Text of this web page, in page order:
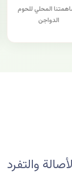
المحلي للحوم
الدواجن
والتفرد